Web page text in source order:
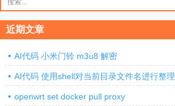
索：
近期文章
AI代码 小米门铃 m3u8 解密
AI代码 使用shell对当前目录文件名进行整理
openwrt set docker pull proxy